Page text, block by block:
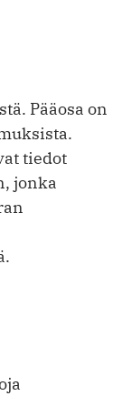
Pääosa on
tiedot
jonka